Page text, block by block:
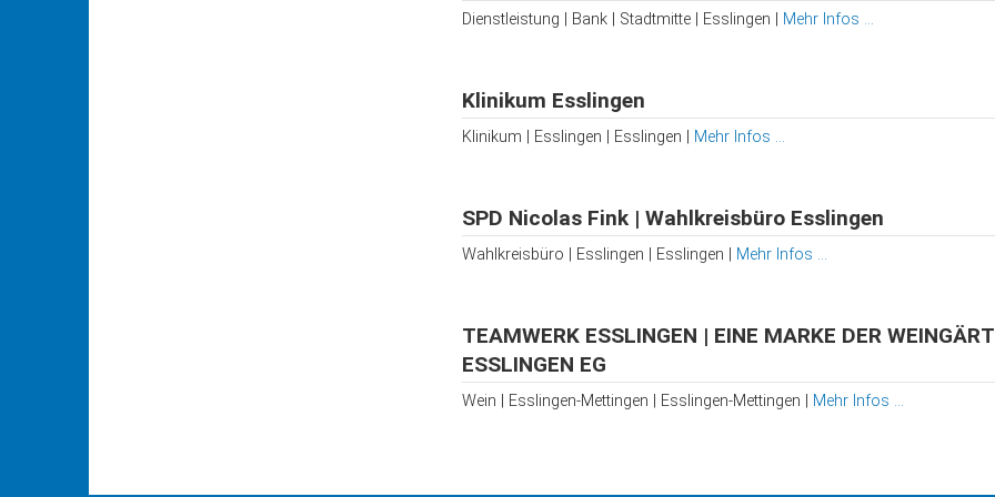
Dienstleistung | Bank | Stadtmitte | Esslingen | Mehr Infos ...
Klinikum Esslingen
Klinikum | Esslingen | Esslingen | Mehr Infos ...
SPD Nicolas Fink | Wahlkreisbüro Esslingen
Wahlkreisbüro | Esslingen | Esslingen | Mehr Infos ...
TEAMWERK ESSLINGEN | EINE MARKE DER
ESSLINGEN EG
Wein | Esslingen-Mettingen | Esslingen-Mettingen | Mehr Infos ...